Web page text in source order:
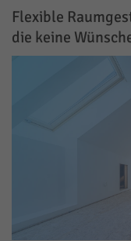
Flexible
die keine